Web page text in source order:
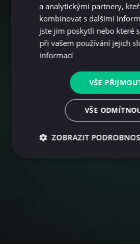
Partner pro
na
Navrhujeme a budujeme chytré
umožňují snadnou správu a
elektromobilitu pro firmy,
Nabídka stanic
a analytickými partnery,
kombinovat s dalšími
jste jim poskytli nebo které
při vašem používání jejich
informací
VŠE
VŠE
ZOBRAZIT